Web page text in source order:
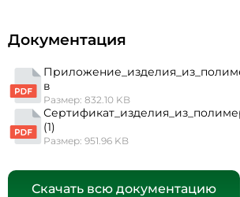
Документация
в
Размер: 832.10 KB
(1)
Размер: 951.96 KB
Скачать всю документацию